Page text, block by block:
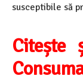
susceptibile să
Citește